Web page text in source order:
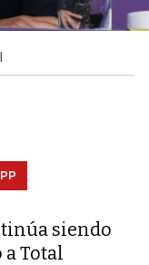
siendo
Total